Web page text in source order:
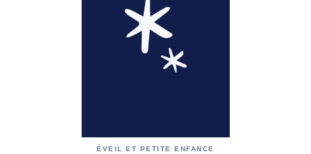
ÉVEIL ET PETITE ENFANCE